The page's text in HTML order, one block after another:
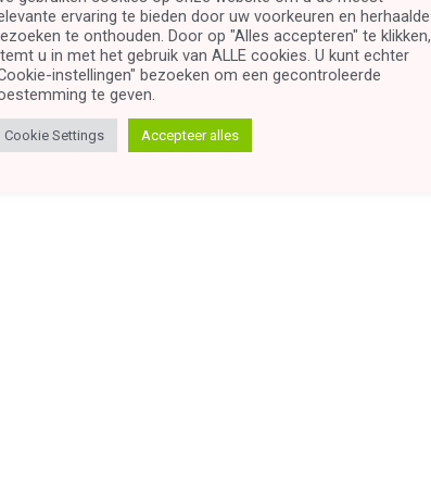
ervaring te bieden door uw voorkeuren en herhaalde
te onthouden. Door op "Alles accepteren" te klikken,
u in met het gebruik van ALLE cookies. U kunt echter
instellingen" bezoeken om een ​​gecontroleerde
te geven.
Cookie Settings Accepteer alles